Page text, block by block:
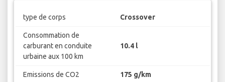
type de corps Crossover
Consommation de
carburant en conduite
urbaine aux 100 km
10.4 l
Emissions de CO2 175 g/km